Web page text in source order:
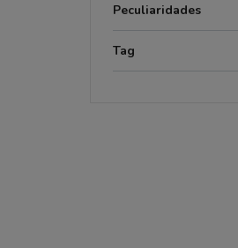
Peculiaridades
Tag